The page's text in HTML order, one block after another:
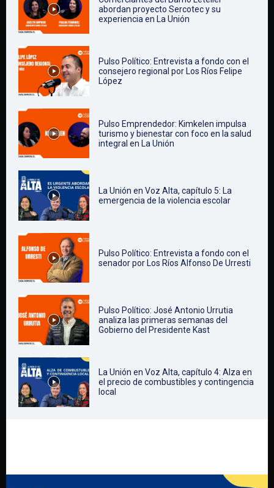
abordan proyecto Sercotec y su
experiencia en La Unión
Pulso Político: Entrevista a fondo con el
consejero regional por Los Ríos Felipe
López
Pulso Emprendedor: Kimkelen impulsa
turismo y bienestar con foco en la salud
integral en La Unión
La Unión en Voz Alta, capítulo 5: La
emergencia de la violencia escolar
Pulso Político: Entrevista a fondo con el
senador por Los Ríos Alfonso De Urresti
Pulso Político: José Antonio Urrutia
analiza las primeras semanas del
Gobierno del Presidente Kast
La Unión en Voz Alta, capítulo 4: Alza en
el precio de combustibles y contingencia
local